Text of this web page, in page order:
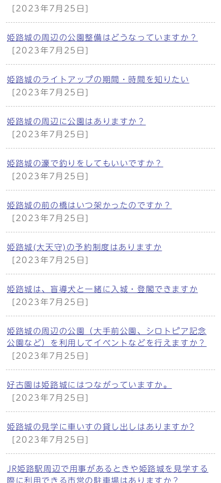
[2023年7月25日]
姫路城の周辺の公園整備はどうなっていますか？
[2023年7月25日]
姫路城のライトアップの期間・時間を知りたい
[2023年7月25日]
姫路城の周辺に公園はありますか？
[2023年7月25日]
姫路城の濠で釣りをしてもいいですか？
[2023年7月25日]
姫路城の前の橋はいつ架かったのですか？
[2023年7月25日]
姫路城(大天守)の予約制度はありますか
[2023年7月25日]
姫路城は、盲導犬と一緒に入城・登閣できますか
[2023年7月25日]
姫路城の周辺の公園（大手前公園、シロトピア記念
公園など）を利用してイベントなどを行えますか？
[2023年7月25日]
好古園は姫路城にはつながっていますか。
[2023年7月25日]
姫路城の見学に車いすの貸し出しはありますか?
[2023年7月25日]
JR姫路駅周辺で用事があるときや姫路城を見学する
際に利用できる市営の駐車場はありますか？